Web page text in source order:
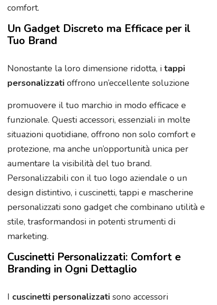
comfort.
Un Gadget Discreto ma Efficace per il
Tuo Brand
Nonostante la loro dimensione ridotta, i tappi
personalizzati offrono un’eccellente soluzione
promuovere il tuo marchio in modo efficace e
funzionale. Questi accessori, essenziali in molte
situazioni quotidiane, offrono non solo comfort e
protezione, ma anche un’opportunità unica per
aumentare la visibilità del tuo brand.
Personalizzabili con il tuo logo aziendale o un
design distintivo, i cuscinetti, tappi e mascherine
personalizzati sono gadget che combinano utilità e
stile, trasformandosi in potenti strumenti di
marketing.
Cuscinetti Personalizzati: Comfort e
Branding in Ogni Dettaglio
I cuscinetti personalizzati sono accessori